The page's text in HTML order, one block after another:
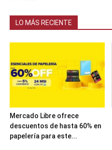
LO MÁS RECIENTE
Mercado Libre ofrece
descuentos de hasta 60% en
papelería para este...